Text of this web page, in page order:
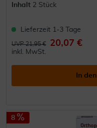
Inhalt 2 Stück
Lieferzeit 1-3 Tage
UVP 21,95 € 20,07 €
inkl. MwSt.
In den
8